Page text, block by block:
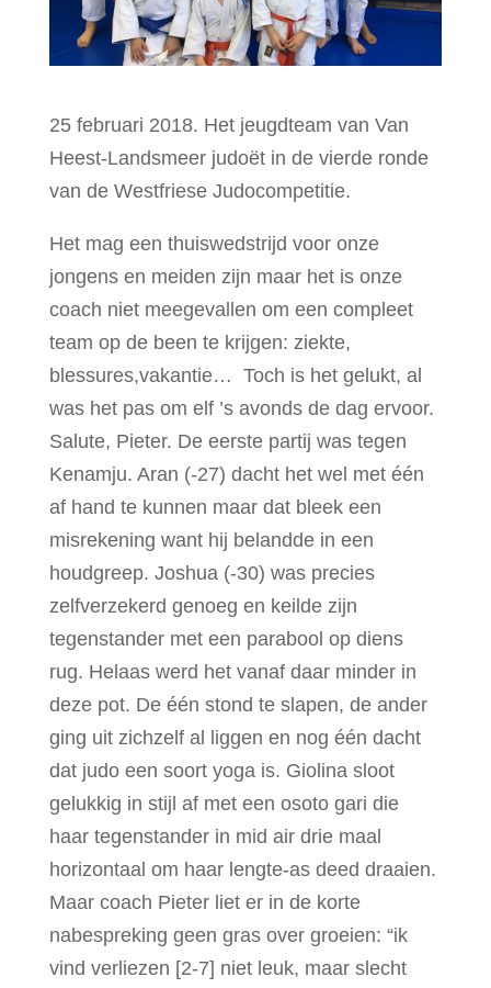
25 februari 2018. Het jeugdteam van Van
Heest-Landsmeer judoёt in de vierde ronde
van de Westfriese Judocompetitie.
Het mag een thuiswedstrijd voor onze
jongens en meiden zijn maar het is onze
coach niet meegevallen om een compleet
team op de been te krijgen: ziekte,
blessures,vakantie… Toch is het gelukt, al
was het pas om elf ’s avonds de dag ervoor.
Salute, Pieter. De eerste partij was tegen
Kenamju. Aran (-27) dacht het wel met één
af hand te kunnen maar dat bleek een
misrekening want hij belandde in een
houdgreep. Joshua (-30) was precies
zelfverzekerd genoeg en keilde zijn
tegenstander met een parabool op diens
rug. Helaas werd het vanaf daar minder in
deze pot. De één stond te slapen, de ander
ging uit zichzelf al liggen en nog één dacht
dat judo een soort yoga is. Giolina sloot
gelukkig in stijl af met een osoto gari die
haar tegenstander in mid air drie maal
horizontaal om haar lengte-as deed draaien.
Maar coach Pieter liet er in de korte
nabespreking geen gras over groeien: “ik
vind verliezen [2-7] niet leuk, maar slecht